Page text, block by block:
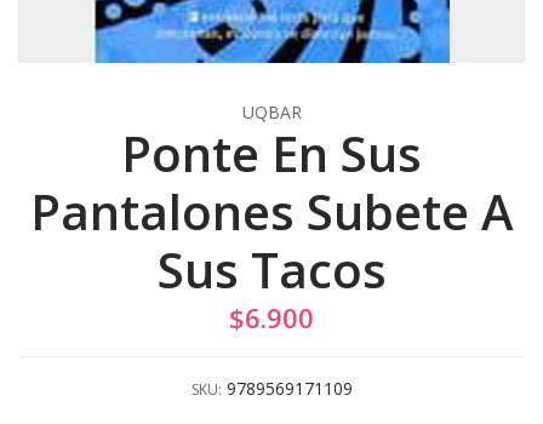
UQBAR
Ponte En Sus
Pantalones Subete A
Sus Tacos
$6.900
SKU: 9789569171109